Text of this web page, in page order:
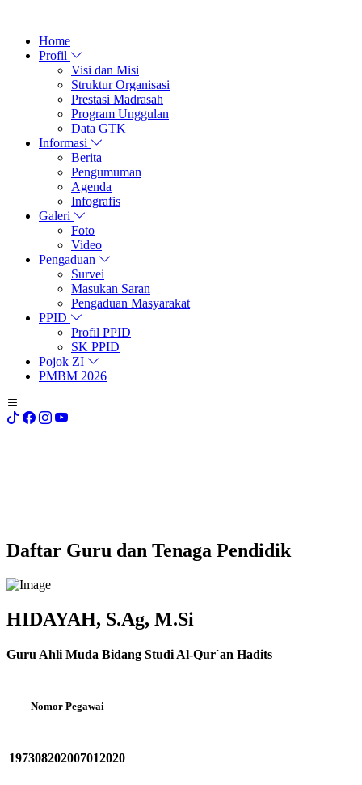
Home
Profil
Visi dan Misi
Struktur Organisasi
Prestasi Madrasah
Program Unggulan
Data GTK
Informasi
Berita
Pengumuman
Agenda
Infografis
Galeri
Foto
Video
Pengaduan
Survei
Masukan Saran
Pengaduan Masyarakat
PPID
Profil PPID
SK PPID
Pojok ZI
PMBM 2026
Daftar Guru dan Tenaga Pendidik
HIDAYAH, S.Ag, M.Si
Guru Ahli Muda Bidang Studi Al-Qur`an Hadits
Nomor Pegawai
197308202007012020